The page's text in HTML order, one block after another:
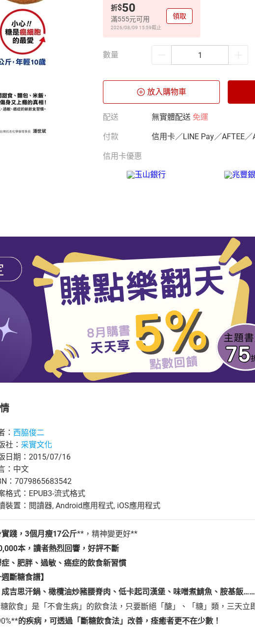
折$50
滿555元可用
2026/08/09 15:59截止
領取
數量
放入購物車
配送 無實體配送 免運
付款 信用卡／LINE Pay／AFTEE／
信用卡優惠
： 西脇俊二
社： 采實文化
日期：2015/07/16
：中文
：7079865683542
格式：EPUB3-流式格式
裝置：閱讀器, Android應用程式, iOS應用程式
踐， 3個月瘦17公斤**，精神變更好**
本，讀者熱烈回響，好評不斷
、肥胖、過敏、癌症的飲食新習慣
週斷糖食譜】
吉思汗鍋、橄欖油炒豬腰脊肉、低卡起司漢堡、味噌煮鯖魚、胺基飯……
飲食」是「不會生病」的飲食法，只要斷絕「醣」、「糖」類，三天立
的疾病，可透過「斷糖飲食法」改善，痊癒者更不在少數！